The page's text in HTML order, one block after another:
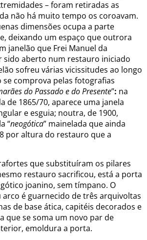
– foram retiradas as
não há muito tempo os coroavam.
dimensões ocupa a parte
deixando um espaço que outrora
janelão que Frei Manuel da
sido aberto num restauro iniciado
sofreu várias vicissitudes ao longo
se comprova pelas fotografias
do Passado e do Presente”: na
de 1865/70, aparece uma janela
e esguia; noutra, de 1900,
“neogótica” mainelada que ainda
por altura do restauro que a
que substituíram os pilares
restauro sacrificou, está a porta
joanino, sem tímpano. O
é guarnecido de três arquivoltas
de base ática, capitéis decorados e
que se soma um novo par de
emoldura a porta.